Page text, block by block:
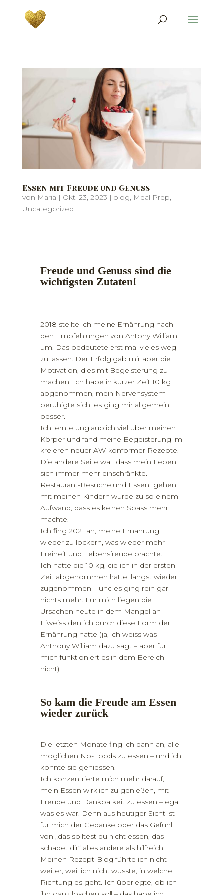
Essen mit Freude und Genuss
von Maria | Okt. 23, 2023 | blog Meal Prep
Uncategorized
Freude und Genuss sind die
wichtigsten Zutaten!
2018 stellte ich meine Ernährung nach
den Empfehlungen von Antony William
um. Das bedeutete erst mal vieles weg
zu lassen. Der Erfolg gab mir aber die
Motivation, dies mit Begeisterung zu
machen. Ich habe in kurzer Zeit 10 kg
abgenommen, mein Nervensystem
beruhigte sich, es ging mir allgemein
besser.
Ich lernte unglaublich viel über meinen
Körper und fand meine Begeisterung im
kreieren neuer AW-konformer Rezepte.
Die andere Seite war, dass mein Leben
sich immer mehr einschränkte.
Restaurant-Besuche und Essen gehen
mit meinen Kindern wurde zu so einem
Aufwand, dass es keinen Spass mehr
machte.
Ich fing 2021 an, meine Ernährung
wieder zu lockern, was wieder mehr
Freiheit und Lebensfreude brachte.
Ich hatte die 10 kg, die ich in der ersten
Zeit abgenommen hatte, längst wieder
zugenommen – und es ging rein gar
nichts mehr. Für mich liegen die
Ursachen heute in dem Mangel an
Eiweiss den ich durch diese Form der
Ernährung hatte (ja, ich weiss was
Anthony William dazu sagt – aber für
mich funktioniert es in dem Bereich
nicht).
So kam die Freude am Essen
wieder zurück
Die letzten Monate fing ich dann an, alle
möglichen No-Foods zu essen – und ich
konnte sie geniessen.
Ich konzentrierte mich mehr darauf,
mein Essen wirklich zu genießen, mit
Freude und Dankbarkeit zu essen – egal
was es war. Denn aus heutiger Sicht ist
für mich der Gedanke oder das Gefühl
von „das solltest du nicht essen, das
schadet dir“ alles andere als hilfreich.
Meinen Rezept-Blog führte ich nicht
weiter, weil ich nicht wusste, in welche
Richtung es geht. Ich überlegte, ob ich